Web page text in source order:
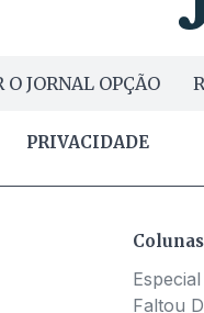
JORNAL OPÇÃO
PRIVACIDADE
Faltou